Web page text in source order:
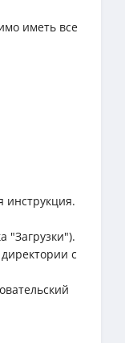
иметь все
инструкция.
"Загрузки").
с